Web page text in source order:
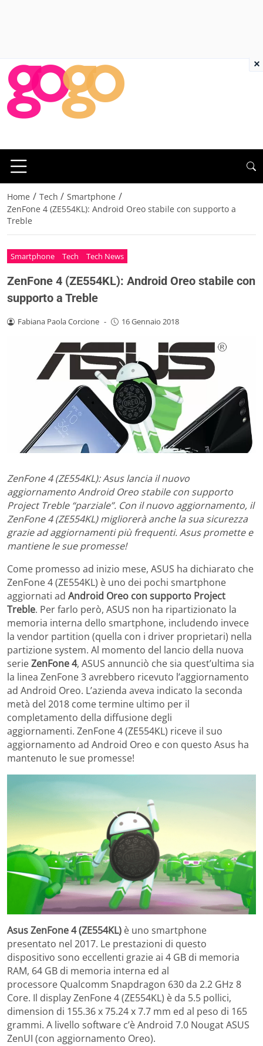
Home / Tech / Smartphone /
ZenFone 4 (ZE554KL): Android Oreo stabile con supporto a
Treble
Smartphone Tech Tech News
ZenFone 4 (ZE554KL): Android Oreo stabile con
supporto a Treble
Fabiana Paola Corcione - 16 Gennaio 2018
ZenFone 4 (ZE554KL): Asus lancia il nuovo
aggiornamento Android Oreo stabile con supporto
Project Treble “parziale”. Con il nuovo aggiornamento, il
ZenFone 4 (ZE554KL) migliorerà anche la sua sicurezza
grazie ad aggiornamenti più frequenti. Asus promette e
mantiene le sue promesse!
Come promesso ad inizio mese, ASUS ha dichiarato che
ZenFone 4 (ZE554KL) è uno dei pochi smartphone
aggiornati ad Android Oreo con supporto Project
Treble. Per farlo però, ASUS non ha ripartizionato la
memoria interna dello smartphone, includendo invece
la vendor partition (quella con i driver proprietari) nella
partizione system. Al momento del lancio della nuova
serieZenFone 4, ASUS annunciò che sia quest’ultima sia
la linea ZenFone 3 avrebbero ricevuto l’aggiornamento
ad Android Oreo. L’azienda aveva indicato la seconda
metà del 2018 come termine ultimo per il
completamento della diffusione degli
aggiornamenti. ZenFone 4 (ZE554KL) riceve il suo
aggiornamento ad Android Oreo e con questo Asus ha
mantenuto le sue promesse!
Asus ZenFone 4 (ZE554KL) è uno smartphone
presentato nel 2017. Le prestazioni di questo
dispositivo sono eccellenti grazie ai 4 GB di memoria
RAM, 64 GB di memoria interna ed al
processore Qualcomm Snapdragon 630 da 2.2 GHz 8
Core. Il display ZenFone 4 (ZE554KL) è da 5.5 pollici,
dimension di 155.36 x 75.24 x 7.7 mm ed al peso di 165
grammi. A livello software c’è Android 7.0 Nougat ASUS
ZenUI (con aggiornamento Oreo).
×